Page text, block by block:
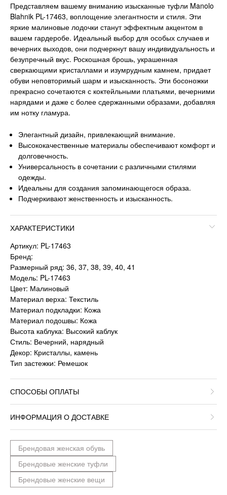
Представляем вашему вниманию изысканные туфли Manolo
Blahnik PL-17463, воплощение элегантности и стиля. Эти
яркие малиновые лодочки станут эффектным акцентом в
вашем гардеробе. Идеальный выбор для особых случаев и
вечерних выходов, они подчеркнут вашу индивидуальность и
безупречный вкус. Роскошная брошь, украшенная
сверкающими кристаллами и изумрудным камнем, придает
обуви неповторимый шарм и изысканность. Эти босоножки
прекрасно сочетаются с коктейльными платьями, вечерними
нарядами и даже с более сдержанными образами, добавляя
им нотку гламура.
Элегантный дизайн, привлекающий внимание.
Высококачественные материалы обеспечивают комфорт и
долговечность.
Универсальность в сочетании с различными стилями
одежды.
Идеальны для создания запоминающегося образа.
Подчеркивают женственность и изысканность.
ХАРАКТЕРИСТИКИ
Артикул: PL-17463
Бренд:
Размерный ряд: 36, 37, 38, 39, 40, 41
Модель: PL-17463
Цвет: Малиновый
Материал верха: Текстиль
Материал подкладки: Кожа
Материал подошвы: Кожа
Высота каблука: Высокий каблук
Стиль: Вечерний, нарядный
Декор: Кристаллы, камень
Тип застежки: Ремешок
СПОСОБЫ ОПЛАТЫ
ИНФОРМАЦИЯ О ДОСТАВКЕ
Брендовая женская обувь
Брендовые женские туфли
Брендовые женские вещи